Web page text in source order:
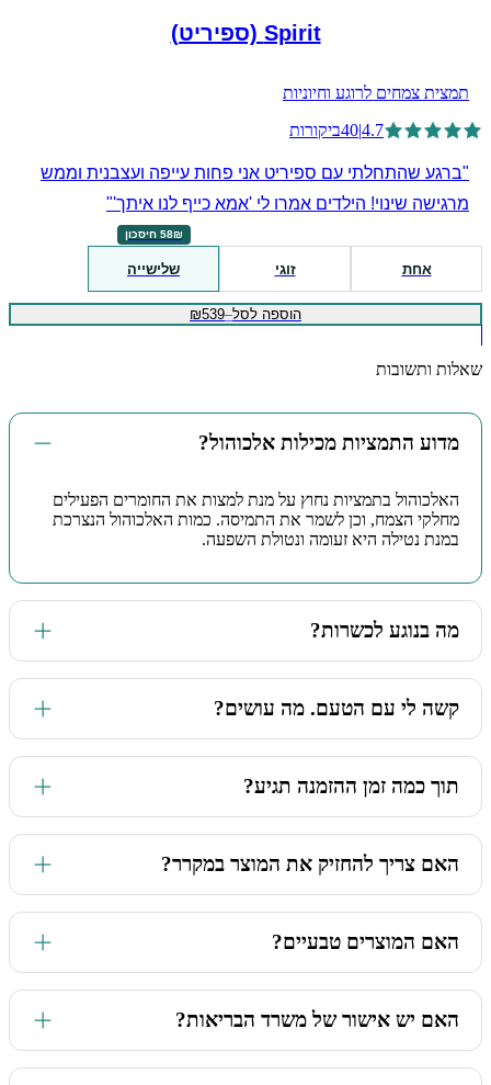
Spirit (ספיריט)
תמצית צמחים לרוגע וחיוניות
4.7
|
40ביקורות
"ברגע שהתחלתי עם ספיריט אני פחות עייפה ועצבנית וממש
מרגישה שינוי! הילדים אמרו לי 'אמא כייף לנו איתך'"
אחת זוגי
58₪ חיסכון
שלישייה
הוספה לסל–
₪539
שאלות ותשובות
מדוע התמציות מכילות אלכוהול?
האלכוהול בתמציות נחוץ על מנת למצות את החומרים הפעילים
מחלקי הצמח, וכן לשמר את התמיסה. כמות האלכוהול הנצרכת
במנת נטילה היא זעומה ונטולת השפעה.
מה בנוגע לכשרות?
קשה לי עם הטעם. מה עושים?
(תפוחים/תפוזים), לפני הנטילה. זה לא פוגע ביעילות המוצר. את
תוך כמה זמן ההזמנה תגיע?
(במידה והגעתם ל-250 ש"ח). מרגע ההזמנה, אנחנו עושים הכל
בנו.
האם צריך להחזיק את המוצר במקרר?
האם המוצרים טבעיים?
או חלקי צמחים שונים (שורשים, עלים, זרעים) הממוצים בתמיסה
האם יש אישור של משרד הבריאות?